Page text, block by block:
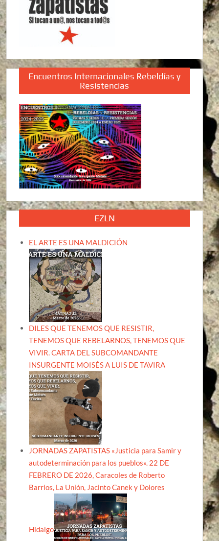
Encuentros Internacionales Rebeldías y
Resistencias
EZLN
EL ARTE ES UNA MALDICIÓN
DILES QUE TENEMOS QUE RESISTIR,
TENEMOS QUE REBELARNOS, TENEMOS QUE
VIVIR. CARTA DEL SUBCOMANDANTE
INSURGENTE MOISÉS A LUIS DE TAVIRA
JORNADAS ZAPATISTAS «Justicia para Samir y
autodeterminación para los pueblos». 22 DE
FEBRERO DE 2026, Caracoles de Roberto
Barrios, La Unión, Jacinto Canek y Dolores
Hidalgo